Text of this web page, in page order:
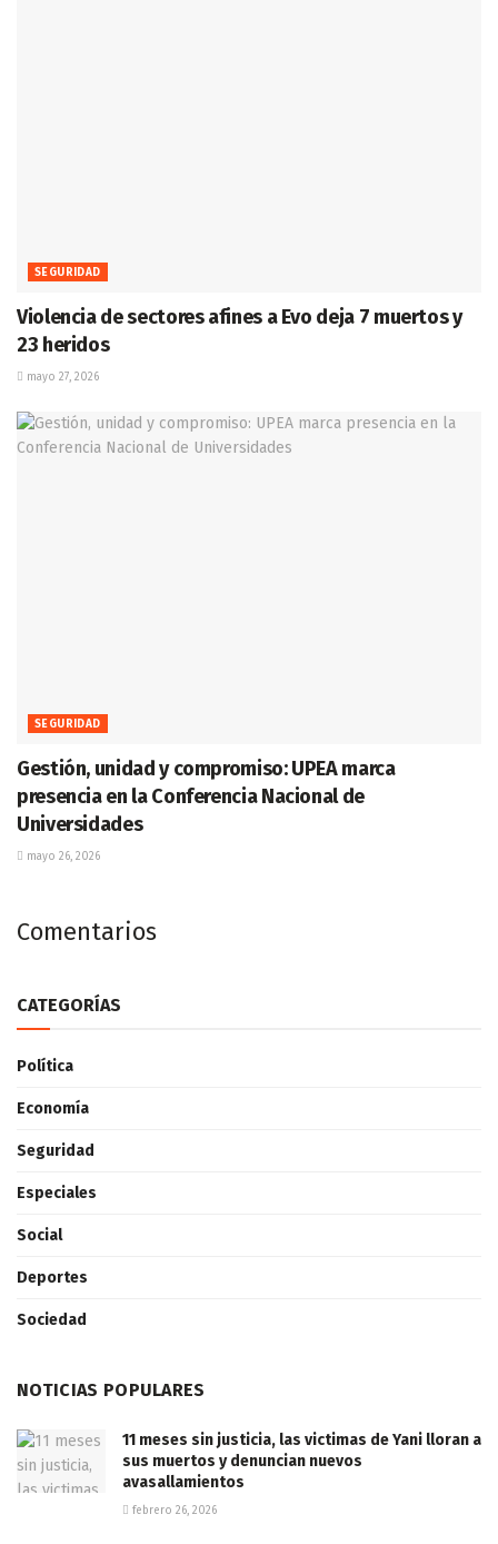
SEGURIDAD
Violencia de sectores afines a Evo deja 7 muertos y
23 heridos
mayo 27, 2026
SEGURIDAD
Gestión, unidad y compromiso: UPEA marca
presencia en la Conferencia Nacional de
Universidades
mayo 26, 2026
Comentarios
CATEGORÍAS
Política
Economía
Seguridad
Especiales
Social
Deportes
Sociedad
NOTICIAS POPULARES
11 meses sin justicia, las victimas de Yani lloran a
sus muertos y denuncian nuevos
avasallamientos
febrero 26, 2026